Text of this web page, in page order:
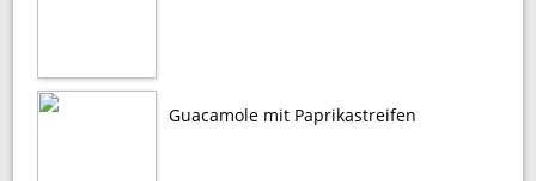
Guacamole mit Paprikastreifen